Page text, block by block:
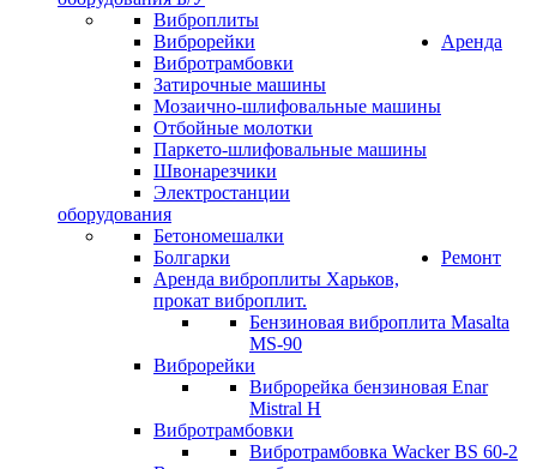
Виброплиты
Виброрейки
Вибротрамбовки
Затирочные машины
Мозаично-шлифовальные машины
Отбойные молотки
Паркето-шлифовальные машины
Швонарезчики
Электростанции
Аренда
оборудования
Бетономешалки
Болгарки
Аренда виброплиты Харьков,
прокат виброплит.
Бензиновая виброплита Masalta
MS-90
Виброрейки
Виброрейка бензиновая Enar
Mistral H
Вибротрамбовки
Вибротрамбовка Wacker BS 60-2
Ремонт